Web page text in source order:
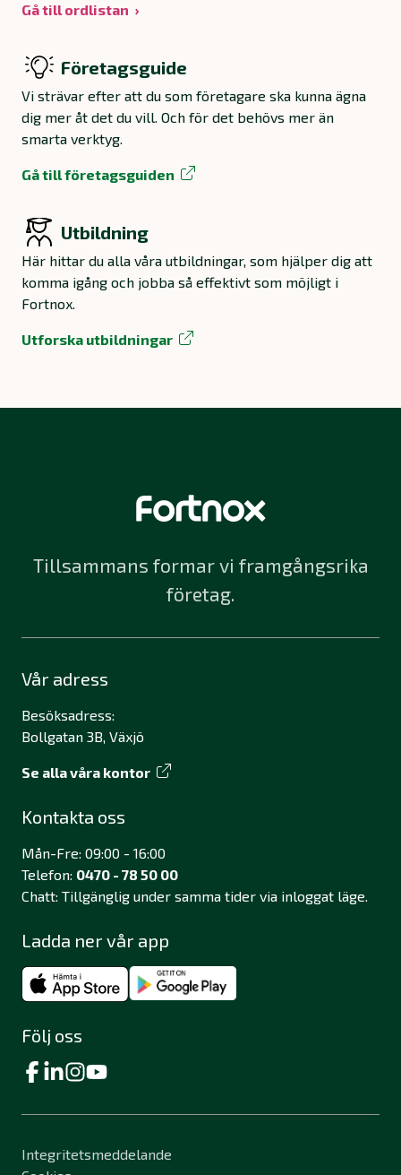
Gå till ordlistan
Företagsguide
Vi strävar efter att du som företagare ska kunna ägna
dig mer åt det du vill. Och för det behövs mer än
smarta verktyg.
Gå till företagsguiden
Utbildning
Här hittar du alla våra utbildningar, som hjälper dig att
komma igång och jobba så effektivt som möjligt i
Fortnox.
Utforska utbildningar
Tillsammans formar vi framgångsrika
företag.
Vår adress
Besöksadress:
Bollgatan 3B, Växjö
Se alla våra kontor
Kontakta oss
Mån-Fre: 09:00 - 16:00
Telefon: 0470 - 78 50 00
Chatt: Tillgänglig under samma tider via inloggat läge.
Ladda ner vår app
Följ oss
Integritetsmeddelande